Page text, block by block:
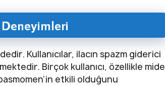
Deneyimleri
Kullanıcılar, ilacın spazm giderici
Birçok kullanıcı, özellikle mide
etkili olduğunu